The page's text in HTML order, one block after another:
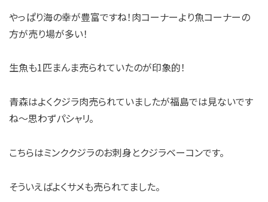
やっぱり海の幸が豊富ですね！肉コーナーより魚コーナーの
方が売り場が多い！
生魚も1匹まんま売られていたのが印象的！
青森はよくクジラ肉売られていましたが福島では見ないです
ね～思わずパシャリ。
こちらはミンククジラのお刺身とクジラベーコンです。
そういえばよくサメも売られてました。